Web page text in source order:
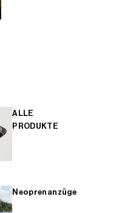
ALLE
PRODUKTE
Neoprenanzüge